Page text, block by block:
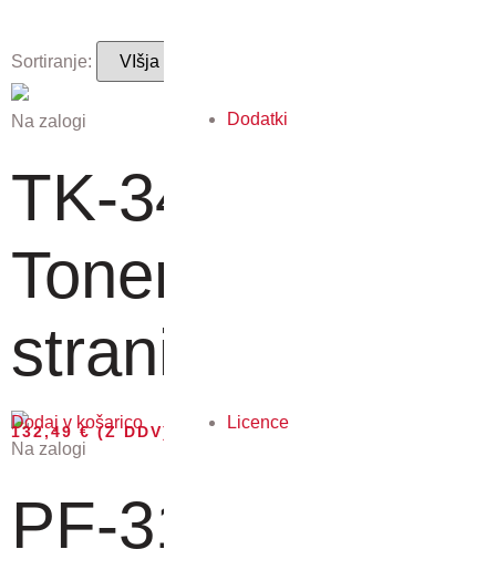
Dodatki
Licence
Sortiranje:
Na zalogi
TK-3400 -
Toner za 12.500
strani
132,49€(Z DDV)
Dodaj v košarico
Na zalogi
PF-3110 -